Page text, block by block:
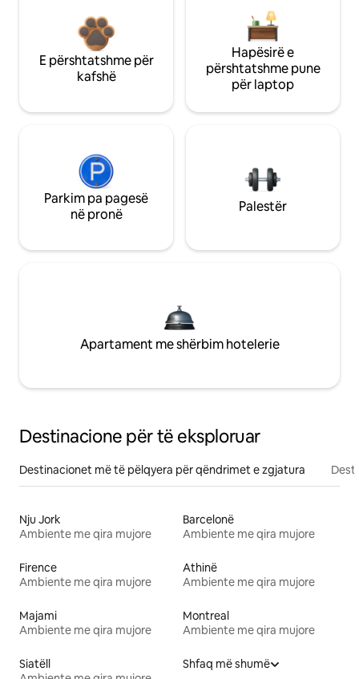
E përshtatshme për
kafshë
Hapësirë e
përshtatshme pune
për laptop
Parkim pa pagesë
në pronë
Palestër
Apartament me shërbim hotelerie
Destinacione për të eksploruar
Destinacionet më të pëlqyera për qëndrimet e zgjatura
Nju Jork
Ambiente me qira mujore
Barcelonë
Ambiente me qira mujore
Firence
Ambiente me qira mujore
Athinë
Ambiente me qira mujore
Majami
Ambiente me qira mujore
Montreal
Ambiente me qira mujore
Siatëll
Shfaq më shumë